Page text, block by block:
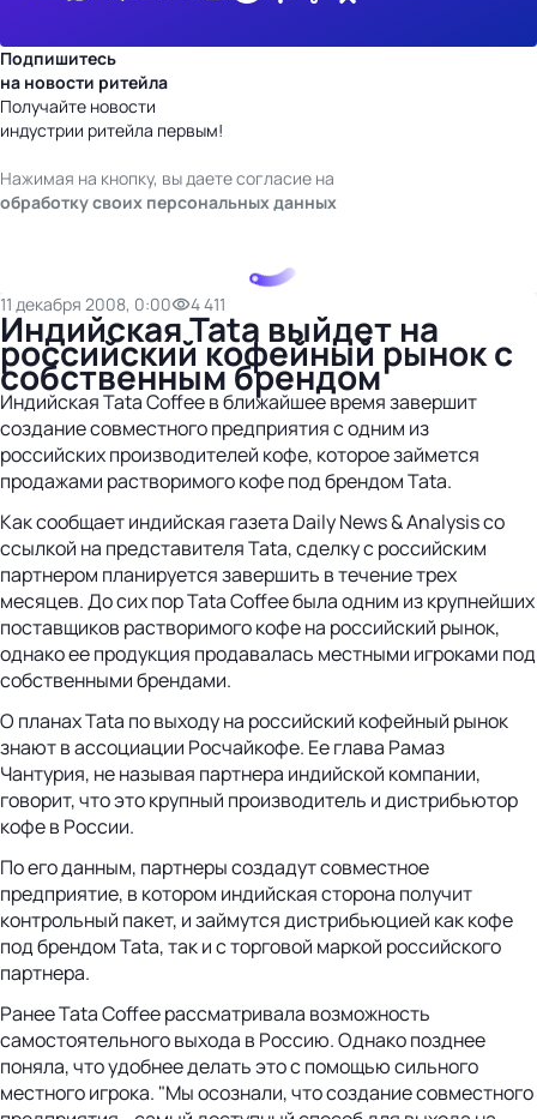
Подпишитесь
на новости ритейла
Получайте новости
индустрии ритейла первым!
Нажимая на кнопку, вы даете согласие на
обработку своих персональных данных
11 декабря 2008, 0:00 4 411
Индийская Tata выйдет на
российский кофейный рынок с
собственным брендом
Индийская Tata Coffee в ближайшее время завершит
создание совместного предприятия с одним из
российских производителей кофе, которое займется
продажами растворимого кофе под брендом Tata.
Как сообщает индийская газета Daily News & Analysis со
ссылкой на представителя Tata, сделку с российским
партнером планируется завершить в течение трех
месяцев. До сих пор Tata Coffee была одним из крупнейших
поставщиков растворимого кофе на российский рынок,
однако ее продукция продавалась местными игроками под
собственными брендами.
О планах Tata по выходу на российский кофейный рынок
знают в ассоциации Росчайкофе. Ее глава Рамаз
Чантурия, не называя партнера индийской компании,
говорит, что это крупный производитель и дистрибьютор
кофе в России.
По его данным, партнеры создадут совместное
предприятие, в котором индийская сторона получит
контрольный пакет, и займутся дистрибьюцией как кофе
под брендом Tata, так и с торговой маркой российского
партнера.
Ранее Tata Coffee рассматривала возможность
самостоятельного выхода в Россию. Однако позднее
поняла, что удобнее делать это с помощью сильного
местного игрока. "Мы осознали, что создание совместного